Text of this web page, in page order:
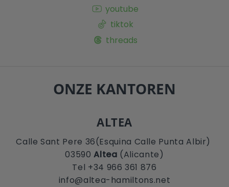
youtube
tiktok
threads
ONZE KANTOREN
ALTEA
Calle Sant Pere 36(Esquina Calle Punta Albir)
03590Altea (Alicante)
Tel +34 966 361 876
info@altea-hamiltons.net